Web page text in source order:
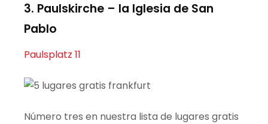
3. Paulskirche – la Iglesia de San
Pablo
Paulsplatz 11
Número tres en nuestra lista de lugares gratis